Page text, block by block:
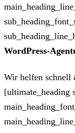
WordPress-
Wir helfen
[ultimate_heading